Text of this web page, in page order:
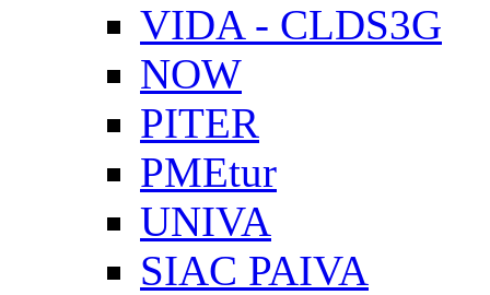
VIDA - CLDS3G
NOW
PITER
PMEtur
UNIVA
SIAC PAIVA